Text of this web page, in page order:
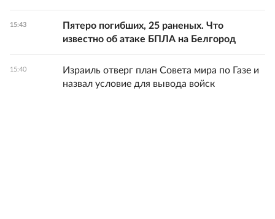
15:43
Пятеро погибших, 25 раненых. Что
известно об атаке БПЛА на Белгород
15:40
Израиль отверг план Совета мира по Газе и
назвал условие для вывода войск